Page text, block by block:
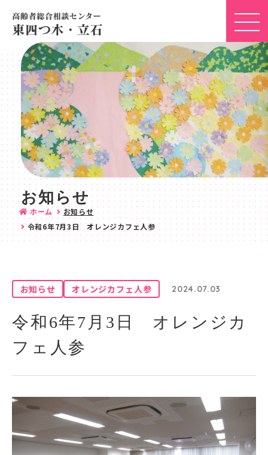
お知らせ
ホーム
お知らせ
令和6年7月3日 オレンジカフェ人参
お知らせ オレンジカフェ人参 2024.07.03
令和6年7月3日 オレンジカ
フェ人参